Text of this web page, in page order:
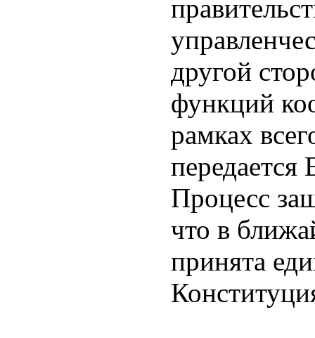
другой
функций
рамках
передается
Процесс
что в
принята